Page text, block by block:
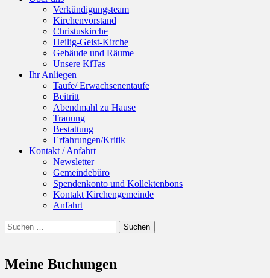
Verkündigungsteam
Kirchenvorstand
Christuskirche
Heilig-Geist-Kirche
Gebäude und Räume
Unsere KiTas
Ihr Anliegen
Taufe/ Erwachsenentaufe
Beitritt
Abendmahl zu Hause
Trauung
Bestattung
Erfahrungen/Kritik
Kontakt / Anfahrt
Newsletter
Gemeindebüro
Spendenkonto und Kollektenbons
Kontakt Kirchengemeinde
Anfahrt
Suchen
Suchen
nach:
Meine Buchungen